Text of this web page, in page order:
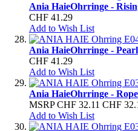
Ania HaieOhrringe -
CHF 41.29
Add to Wish List
Ania HaieOhrringe -
CHF 41.29
Add to Wish List
Ania HaieOhrringe -
MSRP CHF 32.11 CHF
Add to Wish List